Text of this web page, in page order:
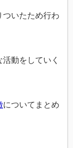
ついたため行わ
動をしていく
についてまとめ